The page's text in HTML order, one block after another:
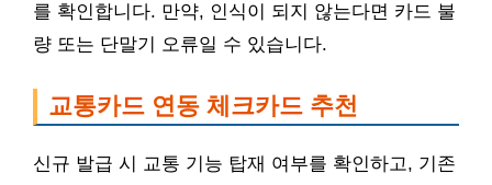
를 확인합니다. 만약, 인식이 되지 않는다면 카드 불
량 또는 단말기 오류일 수 있습니다.
교통카드 연동 체크카드 추천
신규 발급 시 교통 기능 탑재 여부를 확인하고, 기존